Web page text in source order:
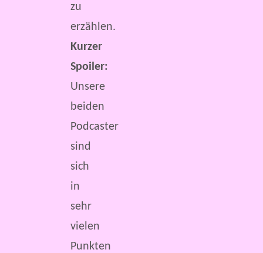
zu
erzählen.
Kurzer
Spoiler:
Unsere
beiden
Podcaster
sind
sich
in
sehr
vielen
Punkten